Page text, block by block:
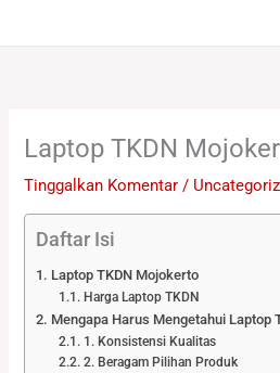
Laptop TKDN
Tinggalkan Komentar /
Daftar Isi
Laptop TKDN Mojokerto
Harga Laptop TKDN
Mengapa Harus Mengetahui Laptop
1. Konsistensi Kualitas
2. Beragam Pilihan Produk